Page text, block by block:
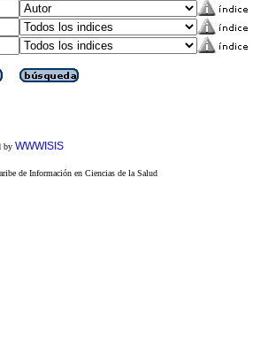
by WWWISIS
de Información en Ciencias de la Salud